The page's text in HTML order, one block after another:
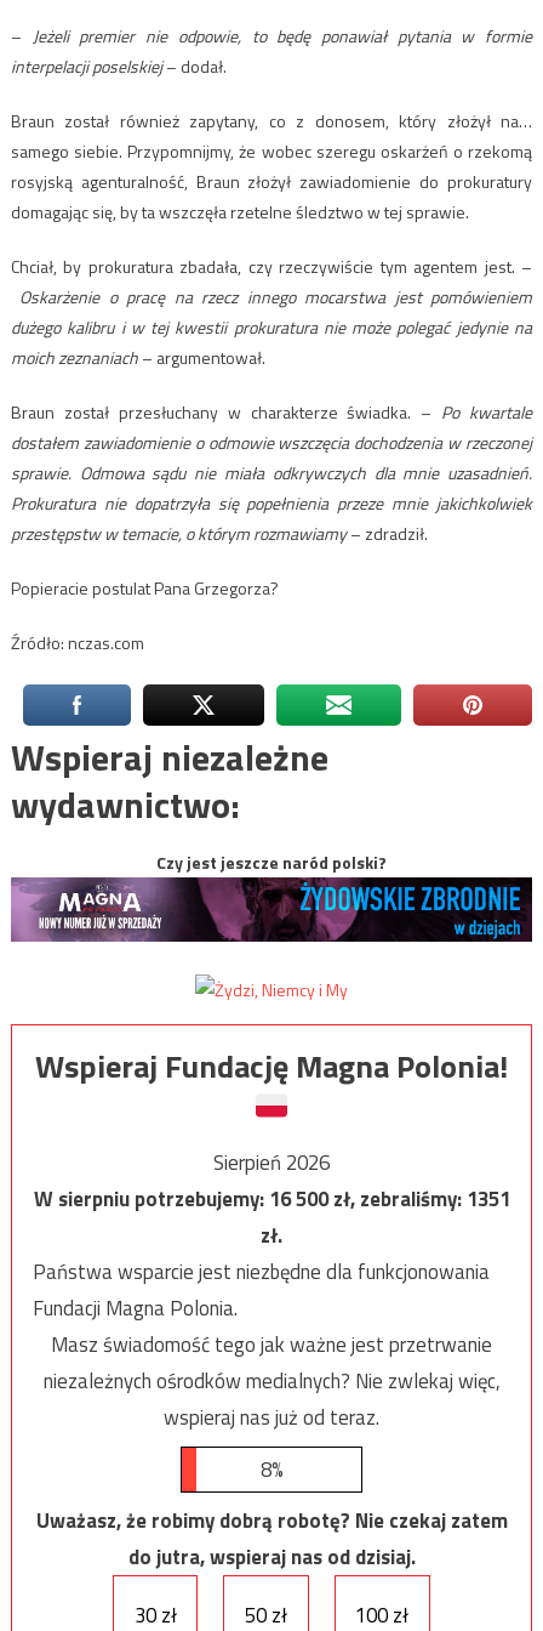
– Jeżeli premier nie odpowie, to będę ponawiał pytania w formie
interpelacji poselskiej– dodał.
Braun został również zapytany, co z donosem, który złożył na…
samego siebie. Przypomnijmy, że wobec szeregu oskarżeń o rzekomą
rosyjską agenturalność, Braun złożył zawiadomienie do prokuratury
domagając się, by ta wszczęła rzetelne śledztwo w tej sprawie.
Chciał, by prokuratura zbadała, czy rzeczywiście tym agentem jest. –
Oskarżenie o pracę na rzecz innego mocarstwa jest pomówieniem
dużego kalibru i w tej kwestii prokuratura nie może polegać jedynie na
moich zeznaniach– argumentował.
Braun został przesłuchany w charakterze świadka. – Po kwartale
dostałem zawiadomienie o odmowie wszczęcia dochodzenia w rzeczonej
sprawie. Odmowa sądu nie miała odkrywczych dla mnie uzasadnień.
Prokuratura nie dopatrzyła się popełnienia przeze mnie jakichkolwiek
przestępstw w temacie, o którym rozmawiamy– zdradził.
Popieracie postulat Pana Grzegorza?
Źródło: nczas.com
Wspieraj niezależne
wydawnictwo:
Czy jest jeszcze naród polski?
Wspieraj Fundację Magna Polonia!
Sierpień 2026
W sierpniu potrzebujemy:16 500zł, zebraliśmy:1351
zł.
Państwa wsparcie jest niezbędne dla funkcjonowania
Fundacji Magna Polonia.
Masz świadomość tego jak ważne jest przetrwanie
niezależnych ośrodków medialnych? Nie zwlekaj więc,
wspieraj nas już od teraz.
8%
Uważasz, że robimy dobrą robotę? Nie czekaj zatem
do jutra, wspieraj nas od dzisiaj.
30 zł
50 zł 100 zł